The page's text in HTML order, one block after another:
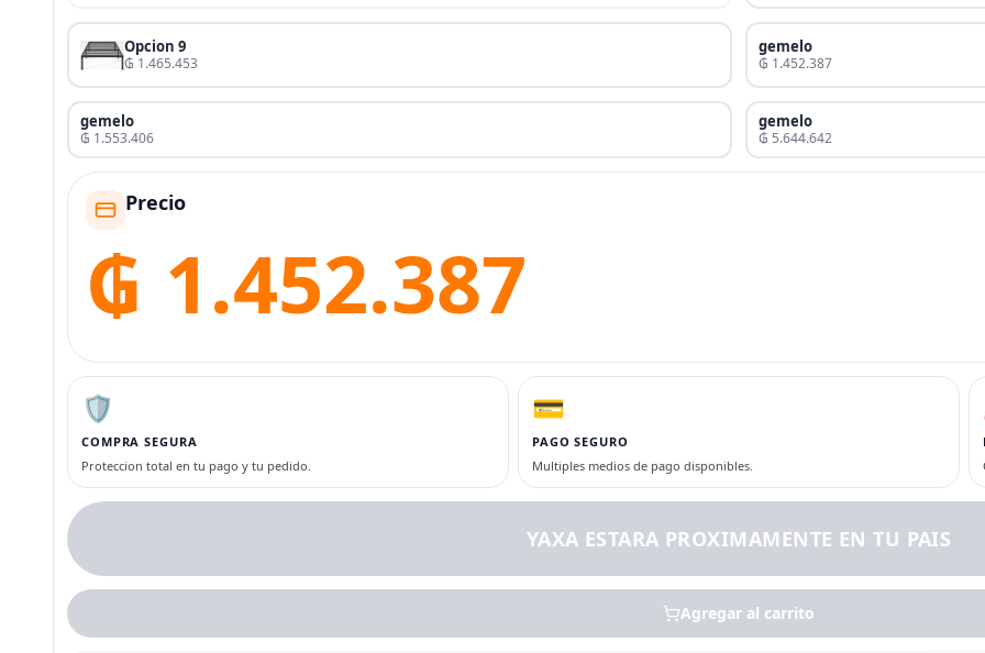
Opcion 9
₲ 1.465.453
gemelo
₲ 1.452.387
gemelo
₲ 1.553.406
gemelo
₲ 5.644.642
Precio
₲ 1.452.387
🛡️
COMPRA SEGURA
Proteccion total en tu pago y tu pedido.
💳
PAGO SEGURO
Multiples medios de pago disponibles.
YAXA ESTARA PROXIMAMENTE EN TU PAIS
Agregar al carrito